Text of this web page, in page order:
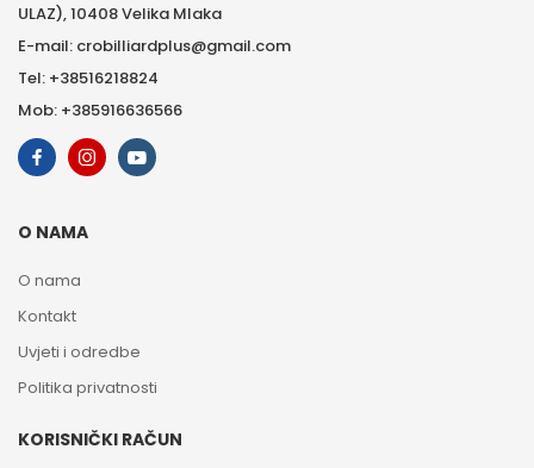
ULAZ), 10408 Velika Mlaka
E-mail: crobilliardplus@gmail.com
Tel: +38516218824
Mob: +385916636566
O NAMA
O nama
Kontakt
Uvjeti i odredbe
Politika privatnosti
KORISNIČKI RAČUN